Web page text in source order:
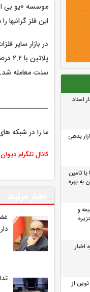
اسناد
بدهی
تامین
بهره
و
اخبار
از
این فلز
سنت معامله شد.
ما را در شبکه
کانال تلگرام